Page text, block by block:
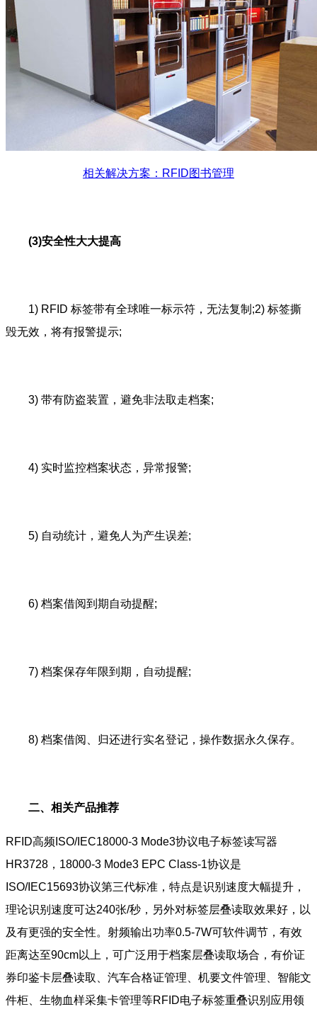
相关解决方案：RFID图书管理
(3)安全性大大提高
1) RFID 标签带有全球唯一标示符，无法复制;2) 标签撕
毁无效，将有报警提示;
3) 带有防盗装置，避免非法取走档案;
4) 实时监控档案状态，异常报警;
5) 自动统计，避免人为产生误差;
6) 档案借阅到期自动提醒;
7) 档案保存年限到期，自动提醒;
8) 档案借阅、归还进行实名登记，操作数据永久保存。
二、相关产品推荐
RFID高频ISO/IEC18000-3 Mode3协议电子标签读写器
HR3728，18000-3 Mode3 EPC Class-1协议是
ISO/IEC15693协议第三代标准，特点是识别速度大幅提升，
理论识别速度可达240张/秒，另外对标签层叠读取效果好，以
及有更强的安全性。射频输出功率0.5-7W可软件调节，有效
距离达至90cm以上，可广泛用于档案层叠读取场合，有价证
券印鉴卡层叠读取、汽车合格证管理、机要文件管理、智能文
件柜、生物血样采集卡管理等RFID电子标签重叠识别应用领